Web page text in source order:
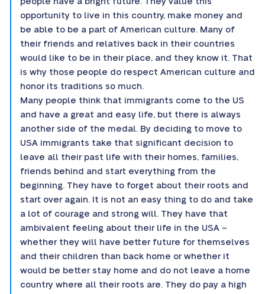
opportunity to live in this country, make money and
be able to be a part of American culture. Many of
their friends and relatives back in their countries
would like to be in their place, and they know it. That
is why those people do respect American culture and
honor its traditions so much.
Many people think that immigrants come to the US
and have a great and easy life, but there is always
another side of the medal. By deciding to move to
USA immigrants take that significant decision to
leave all their past life with their homes, families,
friends behind and start everything from the
beginning. They have to forget about their roots and
start over again. It is not an easy thing to do and take
a lot of courage and strong will. They have that
ambivalent feeling about their life in the USA –
whether they will have better future for themselves
and their children than back home or whether it
would be better stay home and do not leave a home
country where all their roots are. They do pay a high